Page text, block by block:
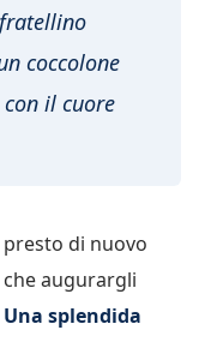
coccolone
il cuore
di nuovo
augurargli
Una splendida